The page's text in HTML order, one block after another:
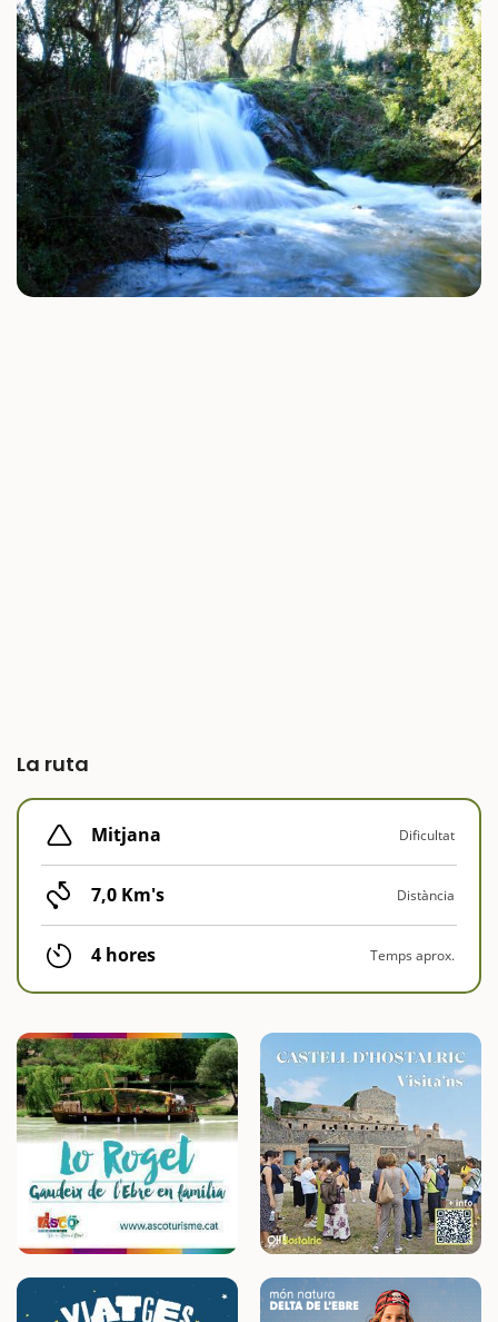
La ruta
Mitjana Dificultat
7,0 Km's Distància
4 hores Temps aprox.